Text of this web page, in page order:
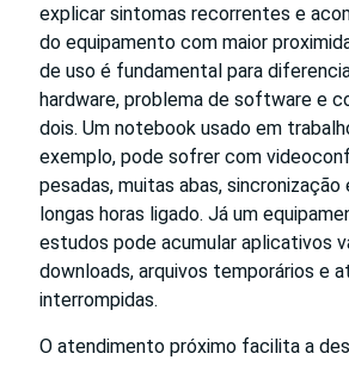
explicar sintomas recorrentes e
do equipamento com maior
de uso é fundamental para
hardware, problema de software e
dois. Um notebook usado em
exemplo, pode sofrer com
pesadas, muitas abas, sincronização
longas horas ligado. Já um
estudos pode acumular aplicativos
downloads, arquivos temporários e
interrompidas.
O atendimento próximo facilita a